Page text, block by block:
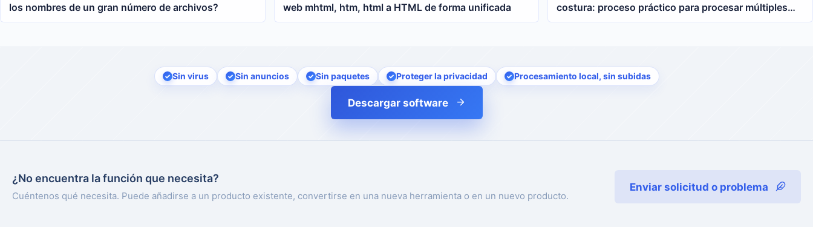
los nombres de un gran número de archivos?
web mhtml, htm, html a HTML de forma unificada
costura: proceso práctico para procesar múltiples
archivos PDF a la vez
Sin virus Sin anuncios Sin paquetes Proteger la privacidad Procesamiento local, sin subidas
Descargar software
¿No encuentra la función que necesita?
Cuéntenos qué necesita. Puede añadirse a un producto existente, convertirse en una nueva herramienta o en un nuevo producto.
Enviar solicitud o problema